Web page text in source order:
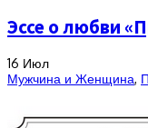
Эссе о любви
16 Июл
Мужчина и Женщина,